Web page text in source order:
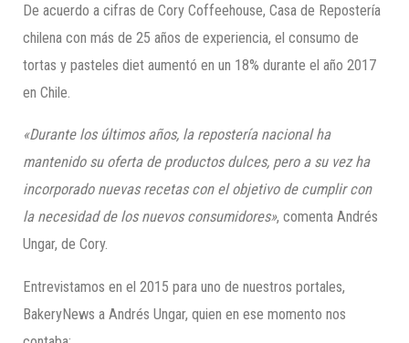
De acuerdo a cifras de Cory Coffeehouse, Casa de Repostería
chilena con más de 25 años de experiencia, el consumo de
tortas y pasteles diet aumentó en un 18% durante el año 2017
en Chile.
«Durante los últimos años, la repostería nacional ha
mantenido su oferta de productos dulces, pero a su vez ha
incorporado nuevas recetas con el objetivo de cumplir con
la necesidad de los nuevos consumidores», comenta Andrés
Ungar, de Cory.
Entrevistamos en el 2015 para uno de nuestros portales,
BakeryNews a Andrés Ungar, quien en ese momento nos